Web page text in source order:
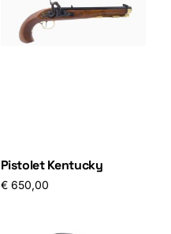
Pistolet Kentucky
€650,00